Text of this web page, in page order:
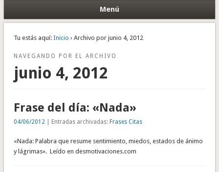
Menú
Tu estás aquí: Inicio › Archivo por junio 4, 2012
NAVEGANDO POR EL ARCHIVO
junio 4, 2012
Frase del día: «Nada»
04/06/2012 | Entradas archivadas: Frases Citas
«Nada: Palabra que resume sentimiento, miedos, estados de ánimo
y lágrimas». Leído en desmotivaciones.com